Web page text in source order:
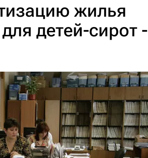
жилья
детей-сирот -